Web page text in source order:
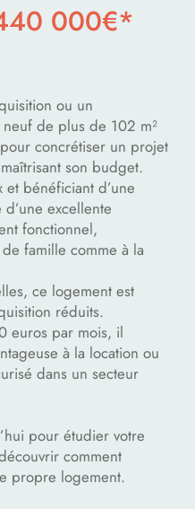
000€*
ou un
de plus de 102 m²
concrétiser un projet
son budget.
bénéficiant d’une
excellente
fonctionnel,
famille comme à la
ce logement est
réduits.
euros par mois, il
à la location ou
dans un secteur
pour étudier votre
comment
propre logement.